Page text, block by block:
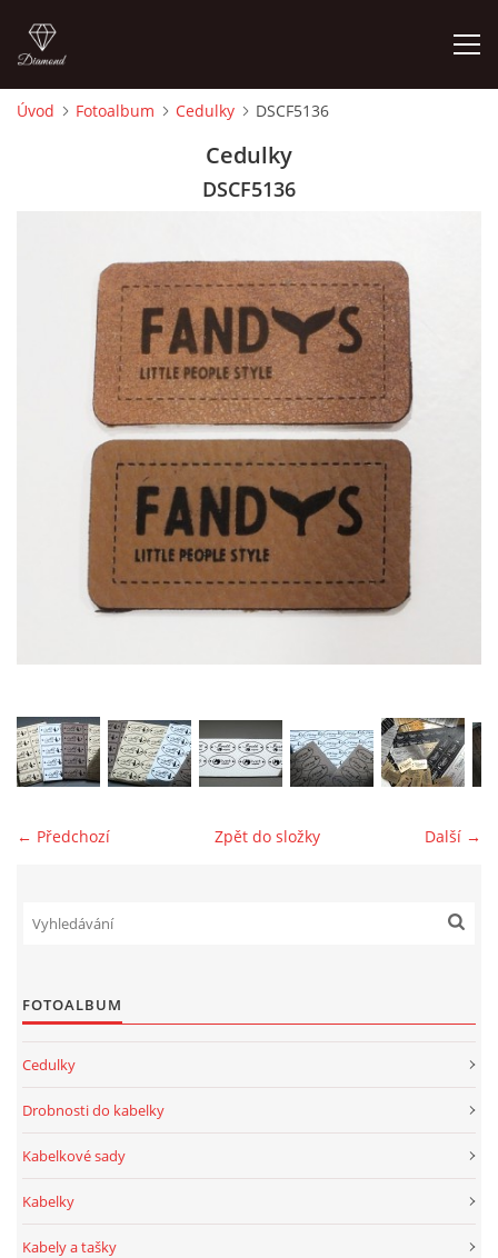
MOJE POSLEDNÍ PRÁCE
jk-laguna@seznam.cz
© 2025 eStránky.cz
Úvod Fotoalbum Cedulky DSCF5136
Cedulky
DSCF5136
← Předchozí Další →
Zpět do složky
FOTOALBUM
Cedulky
Drobnosti do kabelky
Kabelkové sady
Kabelky
Kabely a tašky